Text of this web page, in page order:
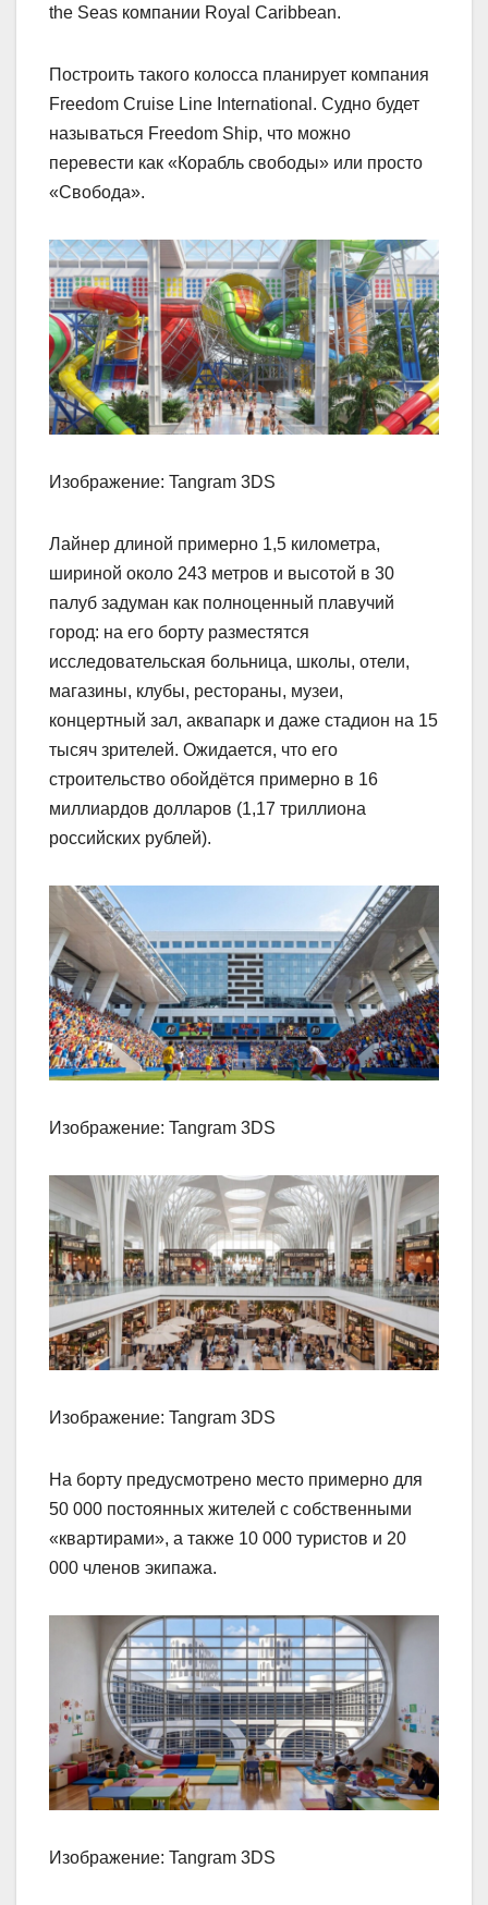
the Seas компании Royal Caribbean.
Построить такого колосса планирует компания
Freedom Cruise Line International. Судно будет
называться Freedom Ship, что можно
перевести как «Корабль свободы» или просто
«Свобода».
Изображение: Tangram 3DS
Лайнер длиной примерно 1,5 километра,
шириной около 243 метров и высотой в 30
палуб задуман как полноценный плавучий
город: на его борту разместятся
исследовательская больница, школы, отели,
магазины, клубы, рестораны, музеи,
концертный зал, аквапарк и даже стадион на 15
тысяч зрителей. Ожидается, что его
строительство обойдётся примерно в 16
миллиардов долларов (1,17 триллиона
российских рублей).
Изображение: Tangram 3DS
Изображение: Tangram 3DS
На борту предусмотрено место примерно для
50 000 постоянных жителей с собственными
«квартирами», а также 10 000 туристов и 20
000 членов экипажа.
Изображение: Tangram 3DS